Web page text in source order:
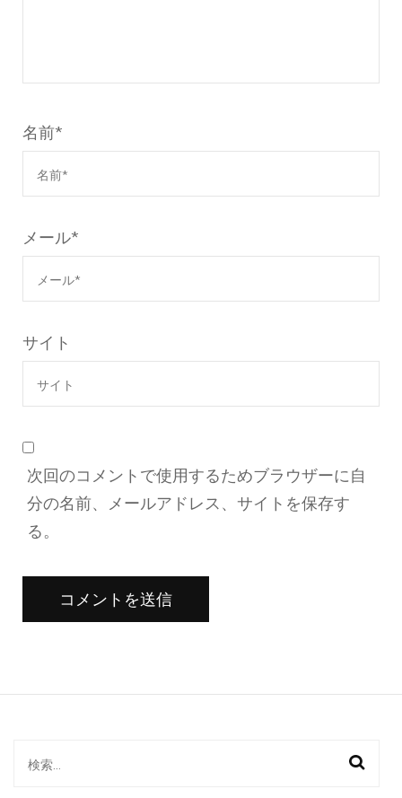
名前*
メール*
サイト
次回のコメントで使用するためブラウザーに自
分の名前、メールアドレス、サイトを保存す
る。
検